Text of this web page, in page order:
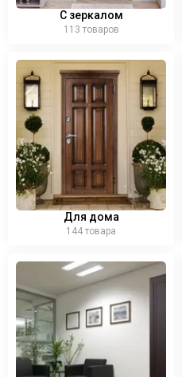
С зеркалом
113 товаров
Для дома
144 товара